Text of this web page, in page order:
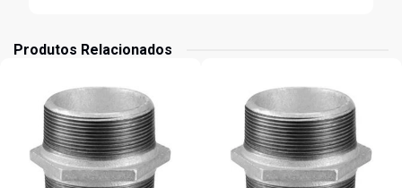
Produtos Relacionados